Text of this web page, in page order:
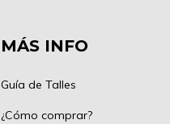
MÁS INFO
Guía de Talles
¿Cómo comprar?